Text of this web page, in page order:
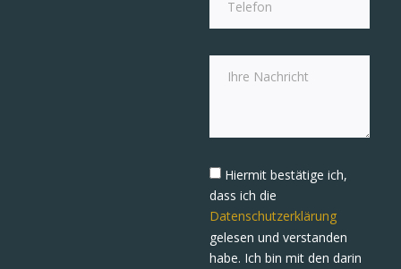
Hiermit bestätige ich,
dass ich die
Datenschutzerklärung
gelesen und verstanden
habe. Ich bin mit den darin